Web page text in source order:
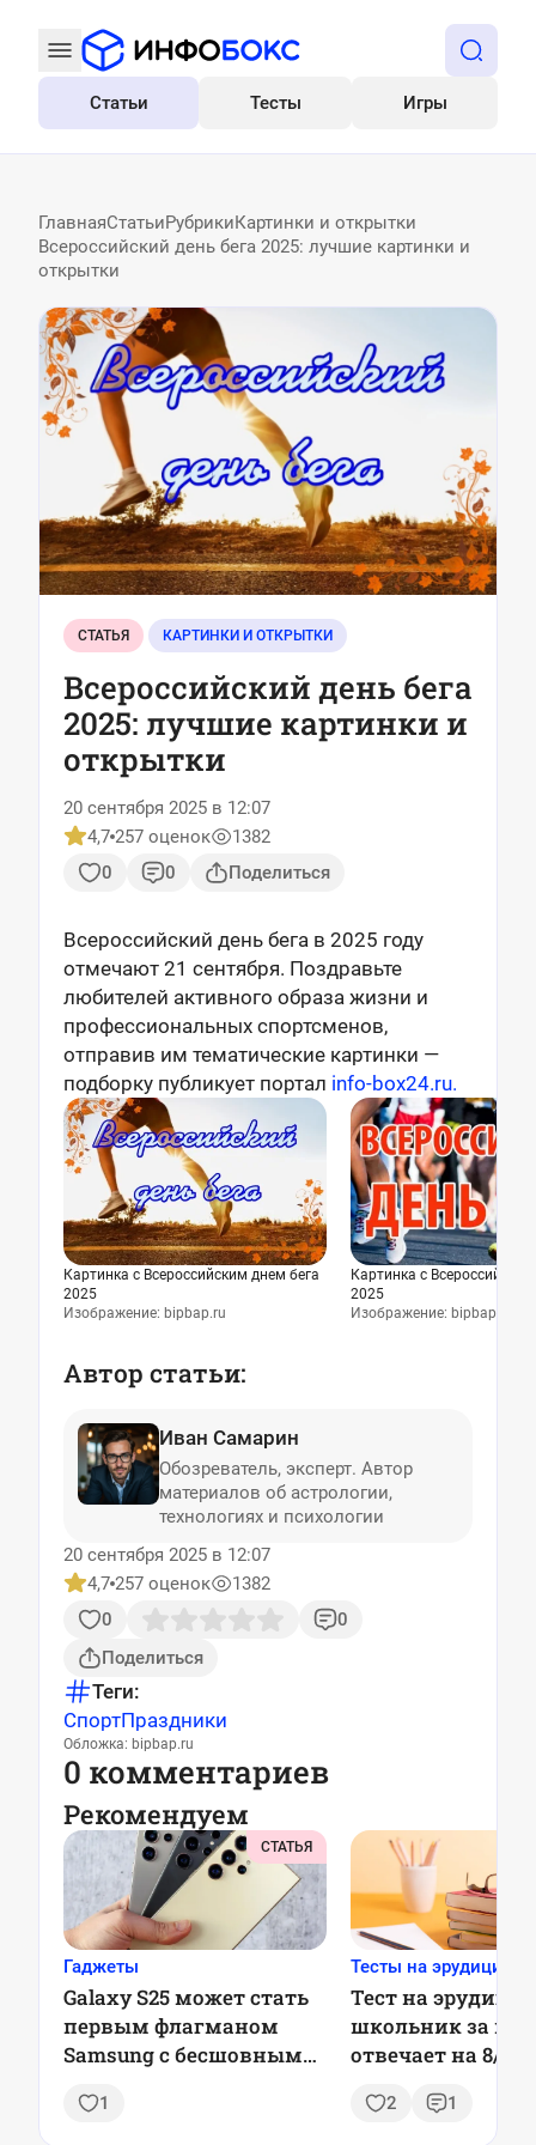
Все
Статьи Тесты Игры
ГлавнаяСтатьиРубрикиКартинки и открытки
Всероссийский день бега 2025: лучшие картинки и
открытки
СТАТЬЯ КАРТИНКИ И ОТКРЫТКИ
Всероссийский день бега
2025: лучшие картинки и
открытки
20 сентября 2025 в 12:07
4,7 257 оценок
1382
0
0 Поделиться
Всероссийский день бега в 2025 году
отмечают 21 сентября. Поздравьте
любителей активного образа жизни и
профессиональных спортсменов,
отправив им тематические картинки —
подборку публикует портал info-box24.ru.
Картинка с Всероссийским днем бега
2025
Изображение: bipbap.ru
Картинка с
2025
Изображение: bipbap.ru
Автор статьи:
Иван Самарин
Обозреватель, эксперт. Автор
материалов об астрологии,
технологиях и психологии
20 сентября 2025 в 12:07
4,7 257 оценок
1382
0
0
Поделиться
Теги:
СпортПраздники
Обложка: bipbap.ru
0 комментариев
Рекомендуем
СТАТЬЯ
Гаджеты
Galaxy S25 может стать
первым флагманом
Samsung с бесшовными
1
Тесты на эрудицию
Тест на
школьник за
отвечает на 8/8,
2 1